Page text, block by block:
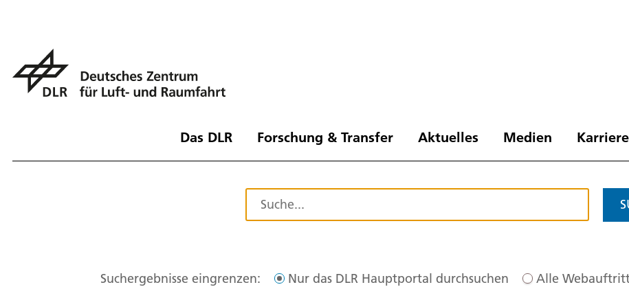
Das DLR Forschung & Transfer Aktuelles Medien
Suchergebnisse eingrenzen: Nur das DLR Hauptportal durchsuchen Alle